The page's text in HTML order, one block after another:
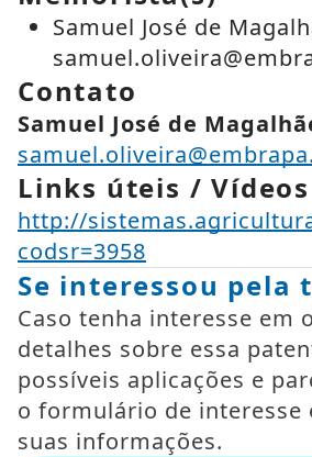
Samuel José de
Contato
Samuel José de
Links úteis / Vídeos
http://
codsr=3958
Se interessou pela
Caso tenha interesse em
detalhes sobre essa
possíveis aplicações e
o formulário de interesse
suas informações.